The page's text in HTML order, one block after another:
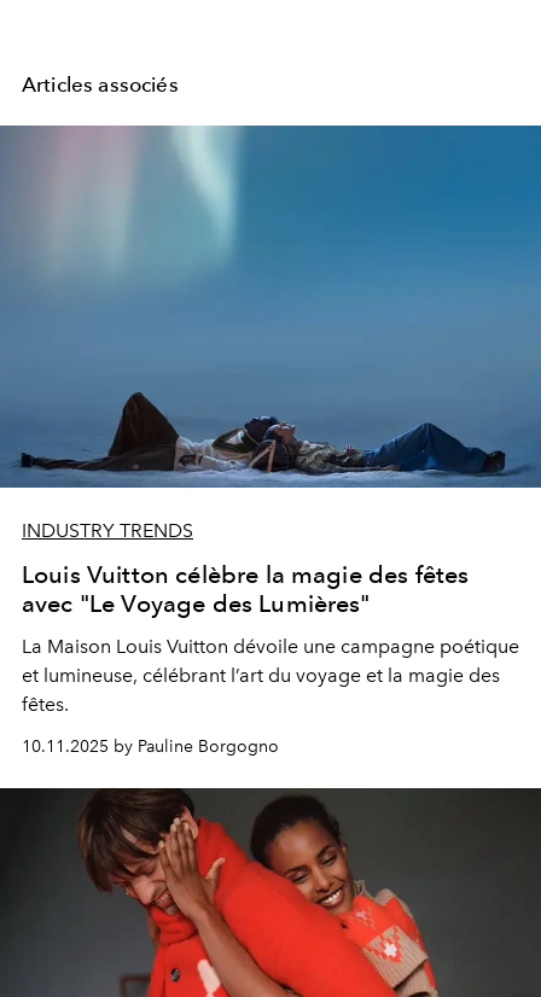
Articles associés
INDUSTRY TRENDS
Louis Vuitton célèbre la magie des fêtes
avec "Le Voyage des Lumières"
La Maison Louis Vuitton dévoile une campagne poétique
et lumineuse, célébrant l’art du voyage et la magie des
fêtes.
10.11.2025 by Pauline Borgogno